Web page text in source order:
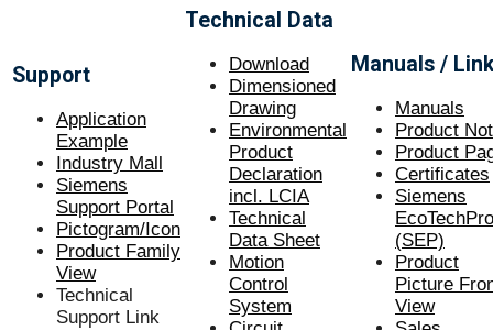
Support
Application
Example
Industry Mall
Siemens
Support Portal
Pictogram/Icon
Product Family
View
Technical
Support Link
Technical Data
Download
Dimensioned
Drawing
Environmental
Product
Declaration
incl. LCIA
Technical
Data Sheet
Motion
Control
System
Manuals /
Manuals
Product
Product
Certificates
Siemens
(SEP)
Product
Picture
View